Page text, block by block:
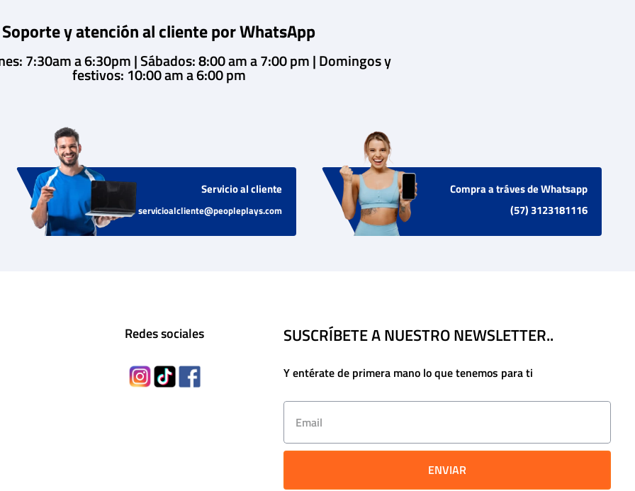
Soporte y atención al cliente por WhatsApp
7:30am a 6:30pm | Sábados: 8:00 am a 7:00 pm | Domingos y
festivos: 10:00 am a 6:00 pm
Servicio al cliente
servicioalcliente@peopleplays.com
Compra a tráves de Whatsapp
(57) 3123181116
Redes sociales SUSCRÍBETE A NUESTRO NEWSLETTER..
Y entérate de primera mano lo que tenemos para ti
ENVIAR